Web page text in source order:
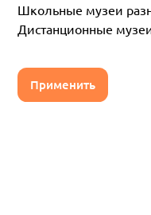
Школьные музеи
Дистанционные
Применить